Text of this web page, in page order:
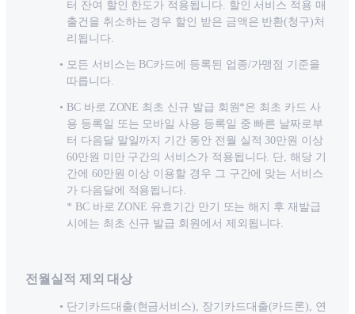
터 잔여 할인 한도가 적용됩니다. 할인 서비스 적용 매
출건을 취소하는 경우 할인 받은 금액은 반환(청구)처
리됩니다.
모든 서비스는 BC카드에 등록된 업종/가맹점 기준을
따릅니다.
BC 바로 ZONE 최초 신규 발급 회원*은 최초 카드 사
용 등록일 또는 모바일 사용 등록일 중 빠른 날짜로부
터 다음달 말일까지 기간 동안 전월 실적 30만원 이상
60만원 미만 구간의 서비스가 적용됩니다. 단, 해당 기
간에 60만원 이상 이용할 경우 그 구간에 맞는 서비스
가 다음달에 적용됩니다.
* BC 바로 ZONE 유효기간 만기 또는 해지 후 재발급
시에는 최초 신규 발급 회원에서 제외됩니다.
전월실적 제외 대상
단기카드대출(현금서비스), 장기카드대출(카드론), 연